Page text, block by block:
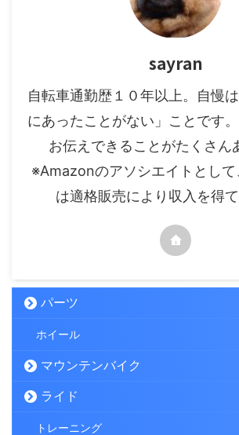
sayran
自転車通勤歴１０年以上。自慢
にあったことがない」ことです
お伝えできることがたくさん
※Amazonのアソシエイトとし
は適格販売により収入を得て
パーツ
ホイール
マウンテンバイク
ライド
トレーニング